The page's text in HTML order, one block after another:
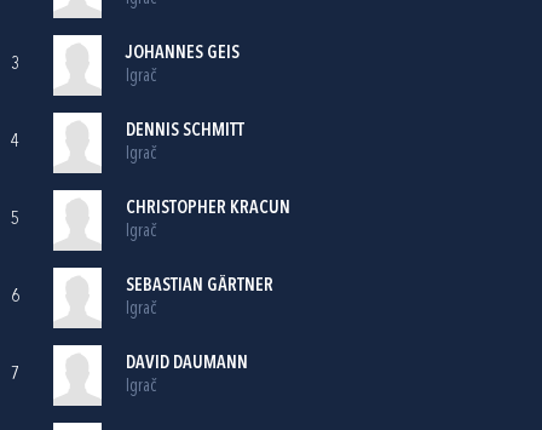
3
JOHANNES GEIS
Igrač
4
DENNIS SCHMITT
Igrač
5
CHRISTOPHER KRACUN
Igrač
6
SEBASTIAN GÄRTNER
Igrač
7
DAVID DAUMANN
Igrač